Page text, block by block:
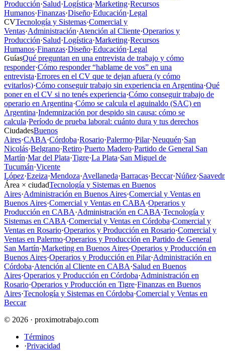
Producción·Salud·Logística·Marketing·Recursos
Humanos·Finanzas·Diseño·Educación·Legal
CVTecnología y Sistemas·Comercial y
Ventas·Administración·Atención al Cliente·Operarios y
Producción·Salud·Logística·Marketing·Recursos
Humanos·Finanzas·Diseño·Educación·Legal
GuíasQué preguntan en una entrevista de trabajo y cómo
responder·Cómo responder “hablame de vos” en una
entrevista·Errores en el CV que te dejan afuera (y cómo
evitarlos)·Cómo conseguir trabajo sin experiencia en Argentina·Qué
poner en el CV si no tenés experiencia·Cómo conseguir trabajo de
operario en Argentina·Cómo se calcula el aguinaldo (SAC) en
Argentina·Indemnización por despido sin causa: cómo se
calcula·Período de prueba laboral: cuánto dura y tus derechos
CiudadesBuenos
Aires·CABA·Córdoba·Rosario·Palermo·Pilar·Neuquén·San
Nicolás·Belgrano·Retiro·Puerto Madero·Partido de General San
Martín·Mar del Plata·Tigre·La Plata·San Miguel de
Tucumán·Vicente
López·Ezeiza·Mendoza·Avellaneda·Barracas·Beccar·Núñez·
Área × ciudadTecnología y Sistemas en Buenos
Aires·Administración en Buenos Aires·Comercial y Ventas en
Buenos Aires·Comercial y Ventas en CABA·Operarios y
Producción en CABA·Administración en CABA·Tecnología y
Sistemas en CABA·Comercial y Ventas en Córdoba·Comercial y
Ventas en Rosario·Operarios y Producción en Rosario·Comercial y
Ventas en Palermo·Operarios y Producción en Partido de General
San Martín·Marketing en Buenos Aires·Operarios y Producción en
Buenos Aires·Operarios y Producción en Pilar·Administración en
Córdoba·Atención al Cliente en CABA·Salud en Buenos
Aires·Operarios y Producción en Córdoba·Administración en
Rosario·Operarios y Producción en Tigre·Finanzas en Buenos
Aires·Tecnología y Sistemas en Córdoba·Comercial y Ventas en
Beccar
© 2026 · proximotrabajo.com
Términos
·Privacidad